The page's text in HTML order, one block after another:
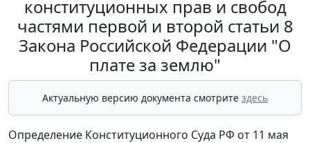
конституционных прав и свобод
частями первой и второй статьи 8
Закона Российской Федерации "О
плате за землю"
Актуальную версию документа смотрите здесь
Определение Конституционного Суда РФ от 11 мая